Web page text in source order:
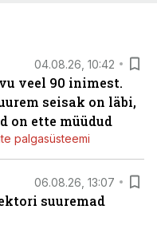
04.08.26, 10:42
veel 90 inimest.
seisak on läbi,
on ette müüdud
palgasüsteemi
06.08.26, 13:07
suuremad